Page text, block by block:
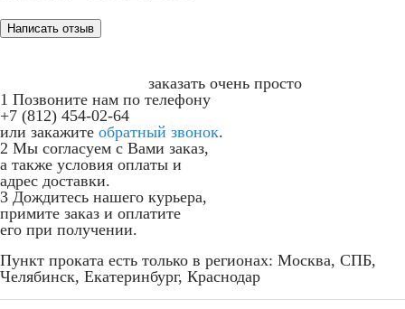
заказать очень просто
1 Позвоните нам по телефону
+7 (812) 454-02-64
или закажите обратный звонок.
2 Мы согласуем с Вами заказ,
а также условия оплаты и
адрес доставки.
3 Дождитесь нашего курьера,
примите заказ и оплатите
его при получении.
Пункт проката есть только в регионах: Москва, СПБ,
Челябинск, Екатеринбург, Краснодар